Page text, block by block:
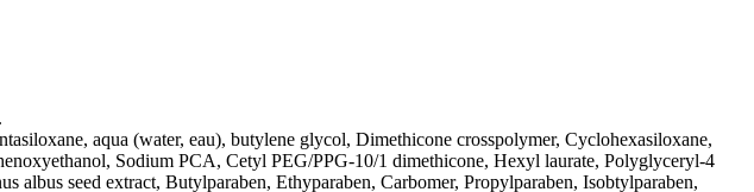
aqua (water, eau), butylene glycol, Dimethicone crosspolymer, Cyclohexasiloxane,
Sodium PCA, Cetyl PEG/PPG-10/1 dimethicone, Hexyl laurate, Polyglyceryl-4
seed extract, Butylparaben, Ethyparaben, Carbomer, Propylparaben, Isobtylparaben,